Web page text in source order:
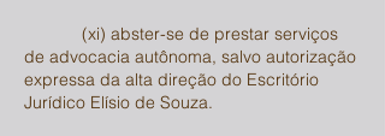
(xi) abster-se de prestar serviços
de advocacia autônoma, salvo autorização
expressa da alta direção do Escritório
Jurídico Elísio de Souza.